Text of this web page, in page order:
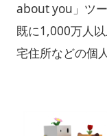
about you」ツ
既に1,000万人
宅住所などの個